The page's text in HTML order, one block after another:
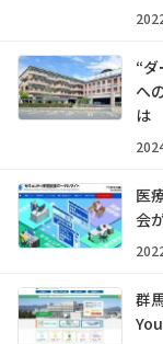
“
へ
は
医
会
群